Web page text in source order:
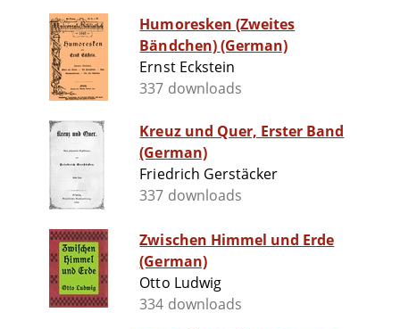
Humoresken (Zweites
Bändchen) (German)
Ernst Eckstein
337 downloads
Kreuz und Quer, Erster Band
(German)
Friedrich Gerstäcker
337 downloads
Zwischen Himmel und Erde
(German)
Otto Ludwig
334 downloads